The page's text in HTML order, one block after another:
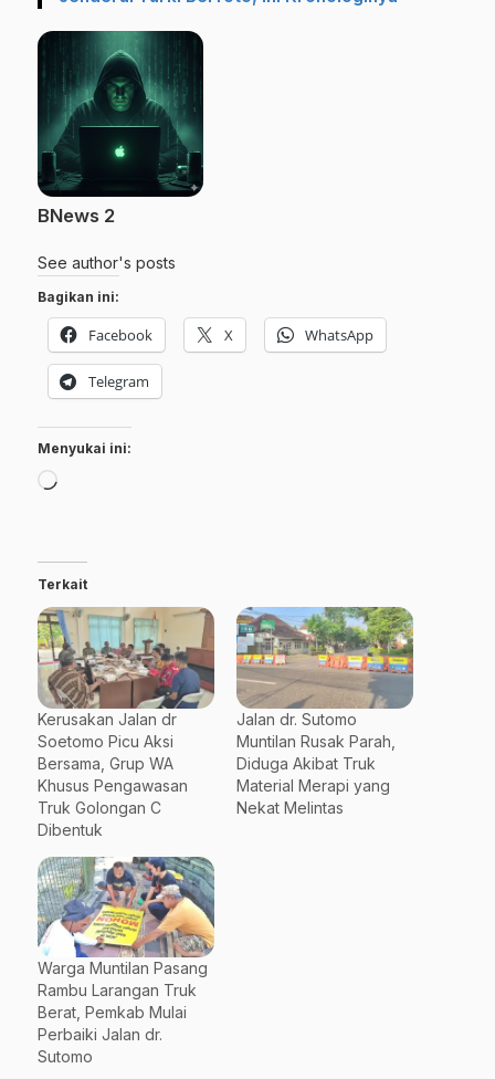
BNews 2
See author's posts
Bagikan ini:
Facebook X WhatsApp
Telegram
Menyukai ini:
Memuat...
Terkait
Kerusakan Jalan dr
Soetomo Picu Aksi
Bersama, Grup WA
Khusus Pengawasan
Truk Golongan C
Dibentuk
Jalan dr. Sutomo
Muntilan Rusak Parah,
Diduga Akibat Truk
Material Merapi yang
Nekat Melintas
Warga Muntilan Pasang
Rambu Larangan Truk
Berat, Pemkab Mulai
Perbaiki Jalan dr.
Sutomo